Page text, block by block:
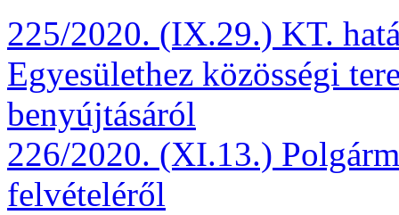
225/2020. (IX.29.) KT.
Egyesülethez közösségi
benyújtásáról
226/2020. (XI.13.)
felvételéről